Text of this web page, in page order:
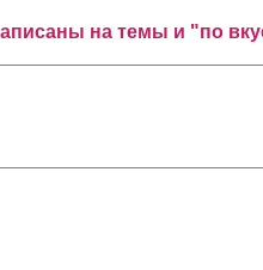
на темы и "по